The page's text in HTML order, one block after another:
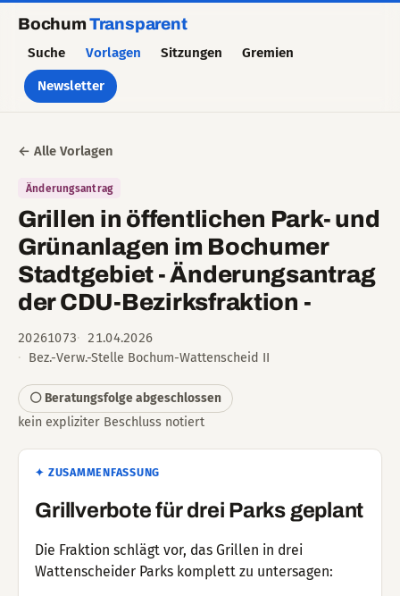
BochumTransparent
Suche Vorlagen Sitzungen Gremien
Newsletter
← Alle Vorlagen
Änderungsantrag
Grillen in öffentlichen Park- und
Grünanlagen im Bochumer
Stadtgebiet - Änderungsantrag
der CDU-Bezirksfraktion -
20261073
21.04.2026
Bez.-Verw.-Stelle Bochum-Wattenscheid II
⚪ Beratungsfolge abgeschlossen
kein expliziter Beschluss notiert
✦ ZUSAMMENFASSUNG
Grillverbote für drei Parks geplant
Die Fraktion schlägt vor, das Grillen in drei
Wattenscheider Parks komplett zu untersagen: